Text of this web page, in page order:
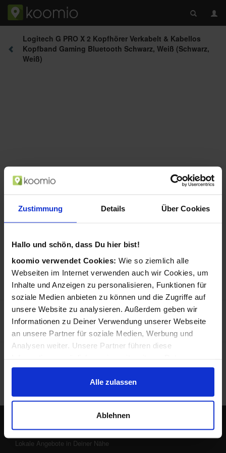
Zustimmung Details Über Cookies
Hallo und schön, dass Du hier bist!
koomio verwendet Cookies: Wie so ziemlich alle
Webseiten im Internet verwenden auch wir Cookies, um
Inhalte und Anzeigen zu personalisieren, Funktionen für
soziale Medien anbieten zu können und die Zugriffe auf
unsere Website zu analysieren. Außerdem geben wir
Informationen zu Deiner Verwendung unserer Webseite
an unsere Partner für soziale Medien, Werbung und
Analysen weiter. Unsere Partner führen diese
zusammen, die Du ihnen bereitgestellt hast oder die sie
im Rahmen Deiner Nutzung der Dienste gesammelt
haben.
Alle zulassen
Ablehnen
Logitech G PRO X 2 Kopfhörer Verkabelt & Kabellos
Kopfband Gaming Bluetooth Schwarz, Weiß (Schwarz,
Weiß)
ANGEBOTE
MediaMarkt Köln
Hansaring
50670 Köln
1,5 km
219,99 €
SATURN
Hohe Straße 46-50
0,3 km
219,99 €
beschrieben. Preise ggf. zzgl. Versand. Irrtümer und techn.
Änderungen der Preise und Verfügbarkeiten sind möglich.
Lokale Angebote in Deiner Nähe